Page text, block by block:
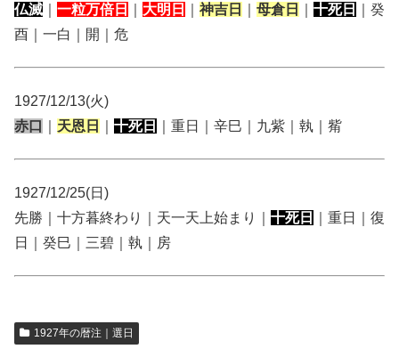
仏滅
一粒万倍日 大明日 神吉日 母倉日 十死日
｜癸
酉｜一白｜開｜危
1927/12/13(火)
赤口
天恩日 十死日 ｜重日｜辛巳｜九紫｜執｜觜
1927/12/25(日)
先勝｜十方暮終わり｜天一天上始まり｜ 十死日
｜重日｜復
日｜癸巳｜三碧｜執｜房
1927年の暦注｜選日